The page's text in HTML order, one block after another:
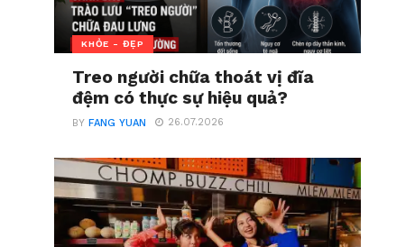
KHỎE - ĐẸP
Treo người chữa thoát vị đĩa
đệm có thực sự hiệu quả?
BYFANG YUAN 26.07.2026